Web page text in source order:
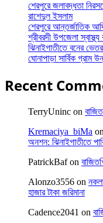
শেরপুরে জলাবদ্ধতা
রাশেদুল ইসলাম
শেরপুরে আন্তর্জাতিক
শ্রীবরদী উপজেলা
ঝিনাইগাতীতে বনের
ঘোনাপাড়া সার্বিক গ্রাম
Recent
TerryUninc on
Kremaciya_biMa on
অনশন: ঝিনাইগাতীতে
PatrickBafon
Alonzo3556 on
হাজার টাকা জরিমানা
Cadence2041 on